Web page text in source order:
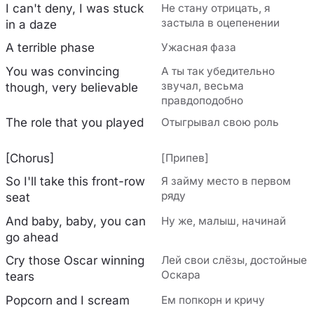
I can't deny, I was stuck
in a daze
Не стану отрицать, я
застыла в оцепенении
A terrible phase Ужасная фаза
You was convincing
though, very believable
А ты так убедительно
звучал, весьма
правдоподобно
The role that you played Отыгрывал свою роль
[Chorus] [Припев]
So I'll take this front-row
seat
Я займу место в первом
ряду
And baby, baby, you can
go ahead
Ну же, малыш, начинай
Cry those Oscar winning
tears
Лей свои слёзы, достойные
Оскара
Popcorn and I scream Ем попкорн и кричу